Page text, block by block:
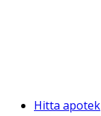
Hitta apotek